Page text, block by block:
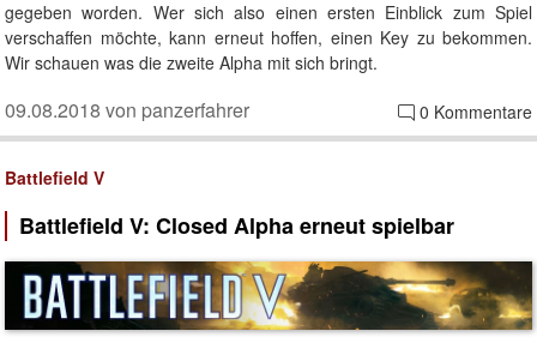
gegeben worden. Wer sich also einen ersten Einblick zum Spiel
verschaffen möchte, kann erneut hoffen, einen Key zu bekommen.
Wir schauen was die zweite Alpha mit sich bringt.
0 Kommentare
09.08.2018 von panzerfahrer
Battlefield V
Battlefield V: Closed Alpha erneut spielbar